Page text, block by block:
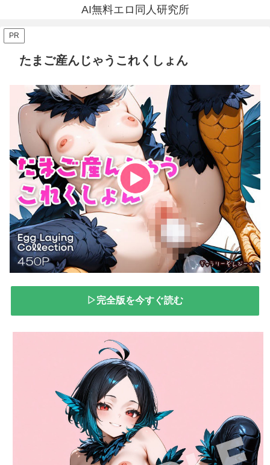
AI無料エロ同人研究所
PR
たまご産んじゃうこれくしょん
▷完全版を今すぐ読む